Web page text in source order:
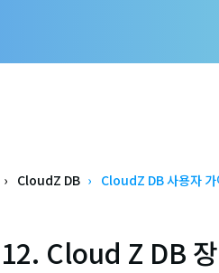
CloudZ DB CloudZ DB 사용자 가
12. Cloud Z DB